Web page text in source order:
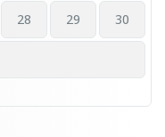
28 29 30